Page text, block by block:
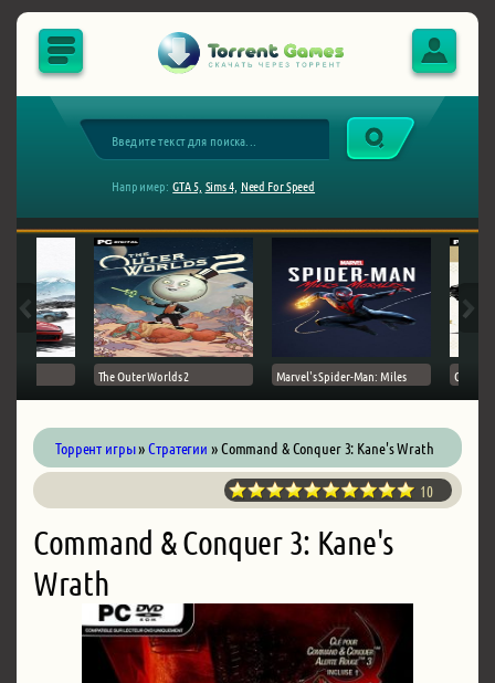
Например: GTA 5, Sims 4, Need For Speed
The Outer Worlds 2 Marvel's Spider-Man: Miles Ghost
Торрент игры»Стратегии » Command & Conquer 3: Kane's Wrath
10
Command & Conquer 3: Kane's
Wrath